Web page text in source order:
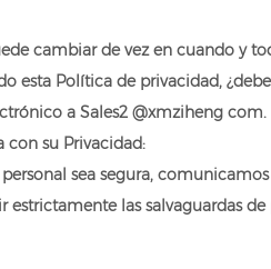
cambiar de vez en cuando y
esta Política de privacidad,
a Sales2 @xmziheng com.
con su Privacidad:
sea segura,
estrictamente las salvaguardas